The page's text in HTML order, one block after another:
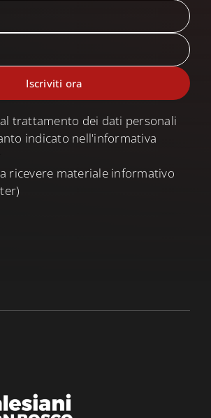
trattamento dei dati personali
indicato nell'informativa
ricevere materiale informativo